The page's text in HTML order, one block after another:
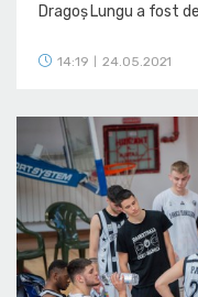
Dragoș Lungu a fost
14:19 24.05.2021